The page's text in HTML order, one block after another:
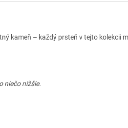
kameň – každý prsteň v tejto kolekcii
niečo nižšie.